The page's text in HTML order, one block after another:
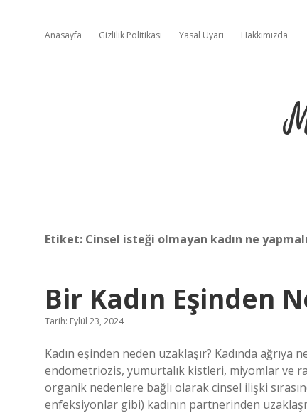
Anasayfa Gizlilik Politikası Yasal Uyarı Hakkımızda
Etiket: Cinsel isteği olmayan kadın ne yapmalı
Bir Kadın Eşinden
Tarih: Eylül 23, 2024
Kadın eşinden neden uzaklaşır? Kadında
endometriozis, yumurtalık kistleri, miyomlar ve
organik nedenlere bağlı olarak cinsel ilişki
enfeksiyonlar gibi) kadının partnerinden